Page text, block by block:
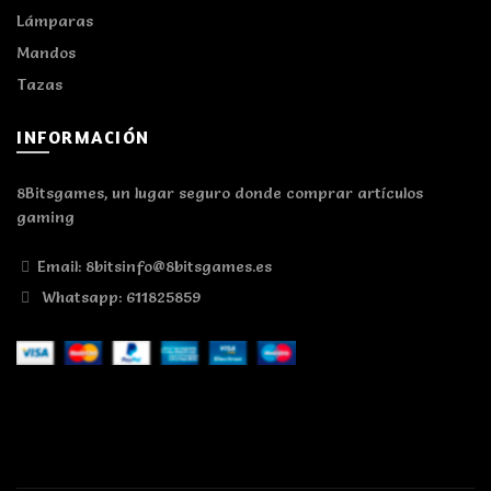
Lámparas
Mandos
Tazas
INFORMACIÓN
8Bitsgames, un lugar seguro donde comprar artículos
gaming
Email: 8bitsinfo@8bitsgames.es
Whatsapp: 611825859